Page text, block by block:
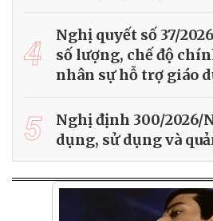
4
Nghị quyết số 37/
số lượng, chế độ
nhân sự hỗ trợ giáo
5
Nghị định 300/2026/
dụng, sử dụng và